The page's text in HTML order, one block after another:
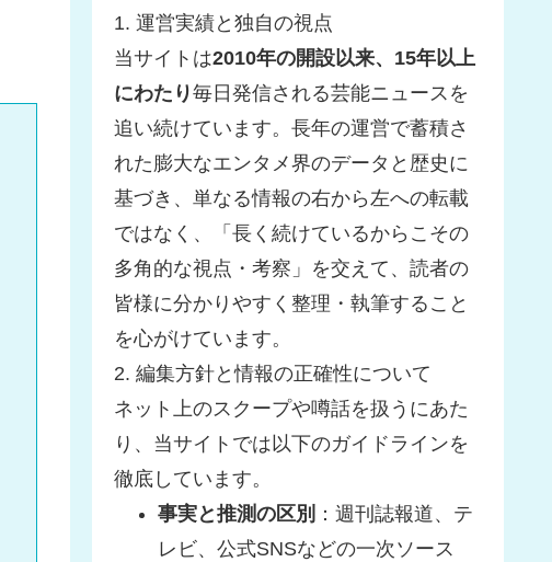
1. 運営実績と独自の視点
当サイトは2010年の開設以来、15年以上
にわたり毎日発信される芸能ニュースを
追い続けています。長年の運営で蓄積さ
れた膨大なエンタメ界のデータと歴史に
基づき、単なる情報の右から左への転載
ではなく、「長く続けているからこその
多角的な視点・考察」を交えて、読者の
皆様に分かりやすく整理・執筆すること
を心がけています。
2. 編集方針と情報の正確性について
ネット上のスクープや噂話を扱うにあた
り、当サイトでは以下のガイドラインを
徹底しています。
事実と推測の区別 ：週刊誌報道、テ
レビ、公式SNSなどの一次ソース